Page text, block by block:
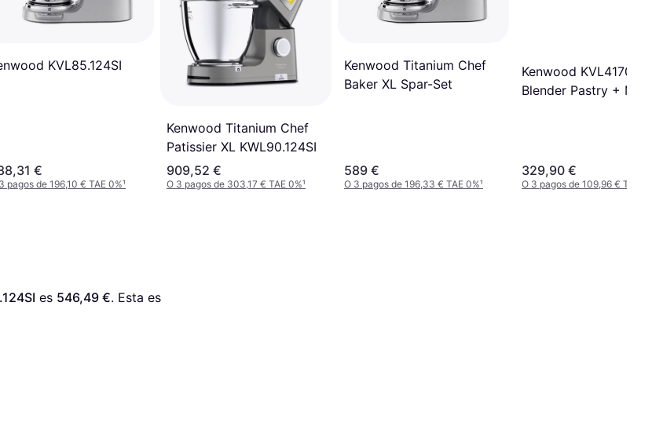
KVL85.124SI
€
pagos de 196,10 € TAE 0%¹
Kenwood Titanium Chef
Patissier XL KWL90.124SI
909,52 €
O 3 pagos de 303,17 € TAE 0%¹
Kenwood Titanium Chef
Baker XL Spar-Set
589 €
O 3 pagos de 196,33 € TAE 0%¹
Kenwood KVL4170S
Blender Pastry +
329,90 €
O 3 pagos de 109,96 € TAE
es 546,49 €. Esta es